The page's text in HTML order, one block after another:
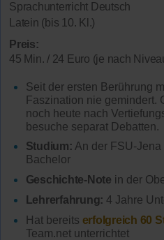
Sprachunterricht Deutsch
Latein (bis 10. Kl.)
Preis:
45 Min. / 24 Euro (je nach
Seit der ersten Berührung
Faszination nie gemindert.
noch heute nach
besuche separat Debatten.
Studium: An der FSU-
Bachelor
Geschichte-Note in der
Lehrerfahrung: 4 Jahre
Hat bereits erfolgreich 60
Team.net unterrichtet